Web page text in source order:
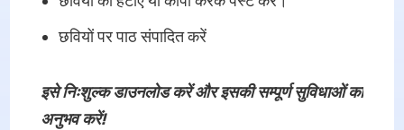
छवियों पर पाठ संपादित करें
इसे निःशुल्क डाउनलोड करें और इसकी सम्पूर्ण सुविधाओं का
अनुभव करें!